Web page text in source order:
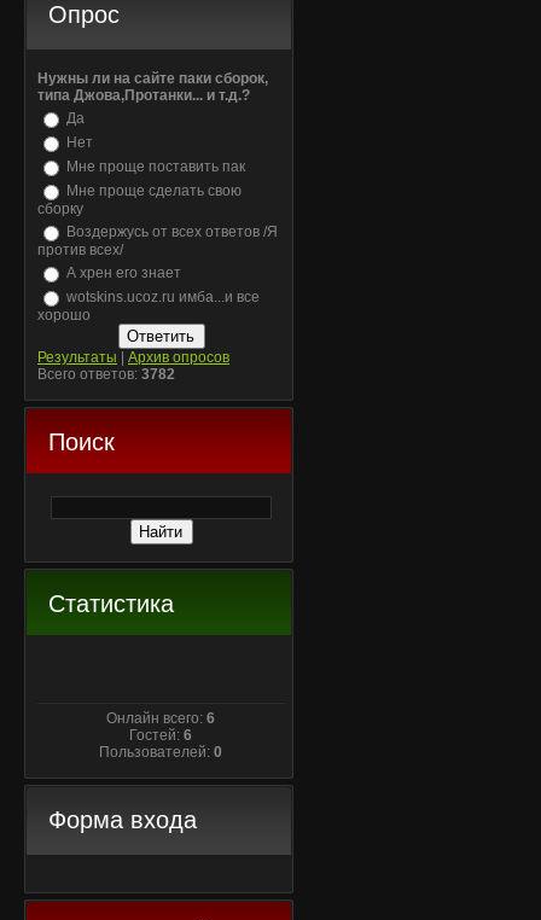
Опрос
Нужны ли на сайте паки сборок,
типа Джова,Протанки... и т.д.?
Да
Нет
Мне проще поставить пак
Мне проще сделать свою
сборку
Воздержусь от всех ответов /Я
против всех/
А хрен его знает
wotskins.ucoz.ru имба...и все
хорошо
Результаты
Архив опросов
Всего ответов: 3782
Поиск
Статистика
Онлайн всего:6
Гостей:6
Пользователей:0
Форма входа